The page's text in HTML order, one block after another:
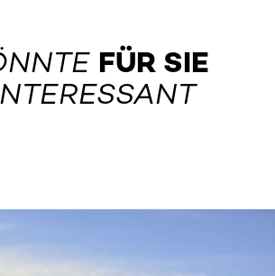
FÜR SIE